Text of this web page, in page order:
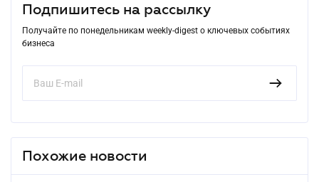
Подпишитесь на рассылку
Получайте по понедельникам weekly-digest о ключевых событиях
бизнеса
Похожие новости